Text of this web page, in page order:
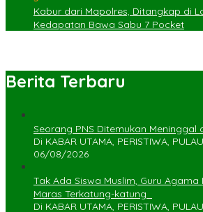
Kabur dari Mapolres, Ditangkap di
Kedapatan Bawa Sabu 7 Pocket
Berita Terbaru
Seorang PNS Ditemukan Meninggal
Di KABAR UTAMA, PERISTIWA,
06/08/2026
Tak Ada Siswa Muslim, Guru
Maras Terkatung-katung ‎
Di KABAR UTAMA, PERISTIWA,